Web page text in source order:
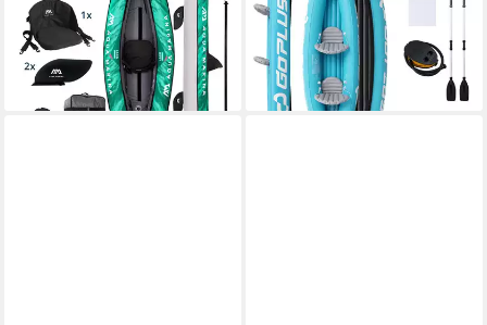
Laxo-285
521,90 €
lieferbar - in 5-6 Werktagen bei dir
Kanu mit 2 komfortable Sitze
142,99 € UVP 154,99 €
-8%
lieferbar - in 2-3 Werktagen bei dir